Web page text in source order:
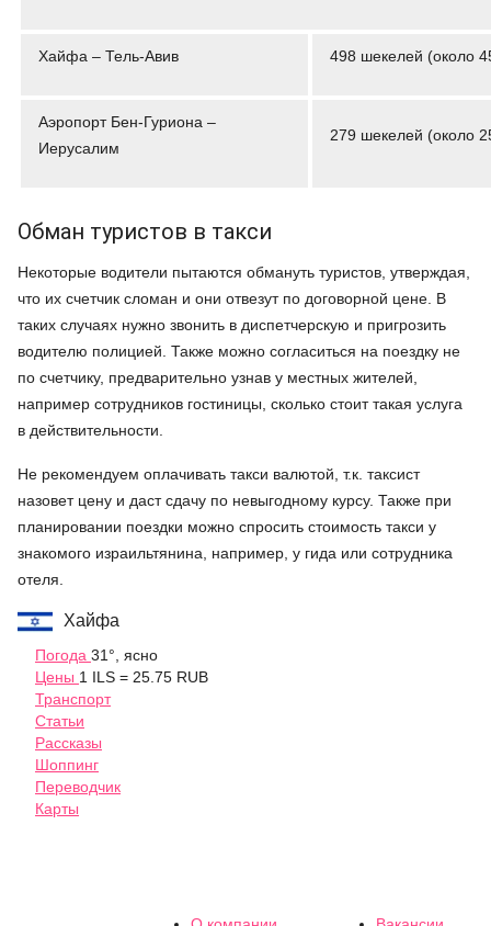
Хайфа – Тель-Авив 498 шекелей (около
Аэропорт Бен-Гуриона –
Иерусалим
279 шекелей (около
Обман туристов в такси
Некоторые водители пытаются обмануть туристов, утверждая,
что их счетчик сломан и они отвезут по договорной цене. В
таких случаях нужно звонить в диспетчерскую и пригрозить
водителю полицией. Также можно согласиться на поездку не
по счетчику, предварительно узнав у местных жителей,
например сотрудников гостиницы, сколько стоит такая услуга
в действительности.
Не рекомендуем оплачивать такси валютой, т.к. таксист
назовет цену и даст сдачу по невыгодному курсу. Также при
планировании поездки можно спросить стоимость такси у
знакомого израильтянина, например, у гида или сотрудника
отеля.
Хайфа
Погода 31°, ясно
Цены 1 ILS = 25.75 RUB
Транспорт
Статьи
Рассказы
Шоппинг
Переводчик
Карты